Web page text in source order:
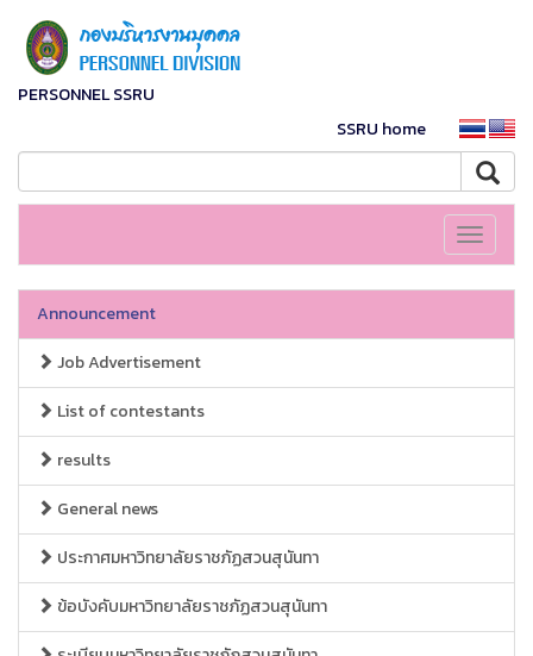
PERSONNEL SSRU
SSRU home
Toggle
Announcement
Job Advertisement
List of contestants
results
General news
ประกาศมหาวิทยาลัยราชภัฏสวนสุนันทา
ข้อบังคับมหาวิทยาลัยราชภัฏสวนสุนันทา